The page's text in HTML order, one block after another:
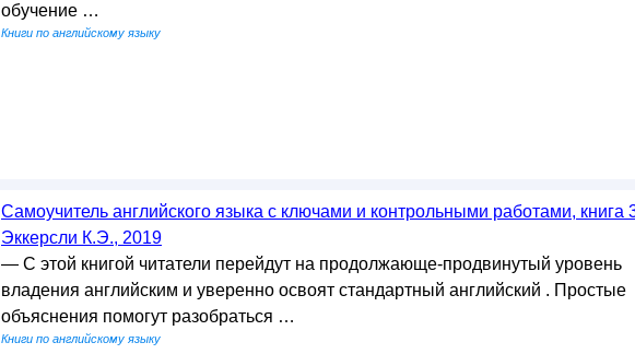
английский на продвинутом уровне! Студенты мистера Пристли заканчивают
обучение …
Самоучитель английского языка с ключами и контрольными работами, книга 3,
Эккерсли К.Э., 2019
— С этой книгой читатели перейдут на продолжающе-продвинутый уровень
владения английским и уверенно освоят стандартный английский . Простые
объяснения помогут разобраться …